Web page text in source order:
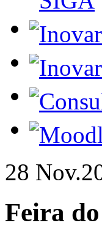
28 Nov.
Feira